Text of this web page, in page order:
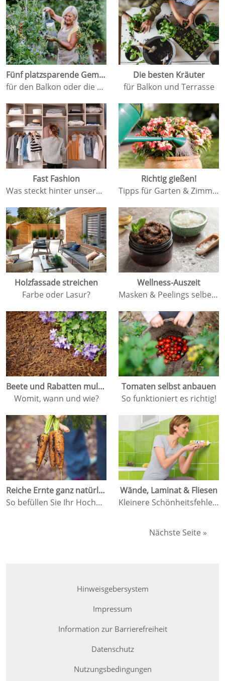
Fünf platzsparende Gemüsesorten
für den Balkon oder die Terrasse
Die besten Kräuter
für Balkon und Terrasse
Fast Fashion
Was steckt hinter unserer Kleidung?
Richtig gießen!
Tipps für Garten & Zimmerpflanzen
Holzfassade streichen
Farbe oder Lasur?
Wellness-Auszeit
Masken & Peelings selber herstellen
Beete und Rabatten mulchen
Womit, wann und wie?
Tomaten selbst anbauen
So funktioniert es richtig!
Reiche Ernte ganz natürlich
So befüllen Sie Ihr Hochbeet
Wände, Laminat & Fliesen
Kleinere Schönheitsfehler ausbessern
Nächste Seite »
Hinweisgebersystem
Impressum
Information zur Barrierefreiheit
Datenschutz
Nutzungsbedingungen